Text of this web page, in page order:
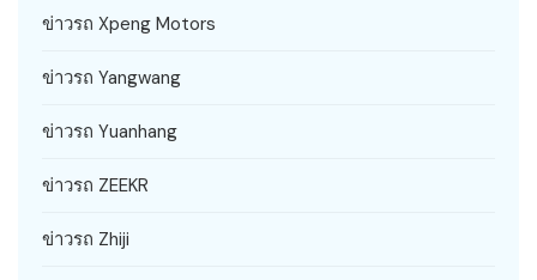
ข่าวรถ Xpeng Motors
ข่าวรถ Yangwang
ข่าวรถ Yuanhang
ข่าวรถ ZEEKR
ข่าวรถ Zhiji